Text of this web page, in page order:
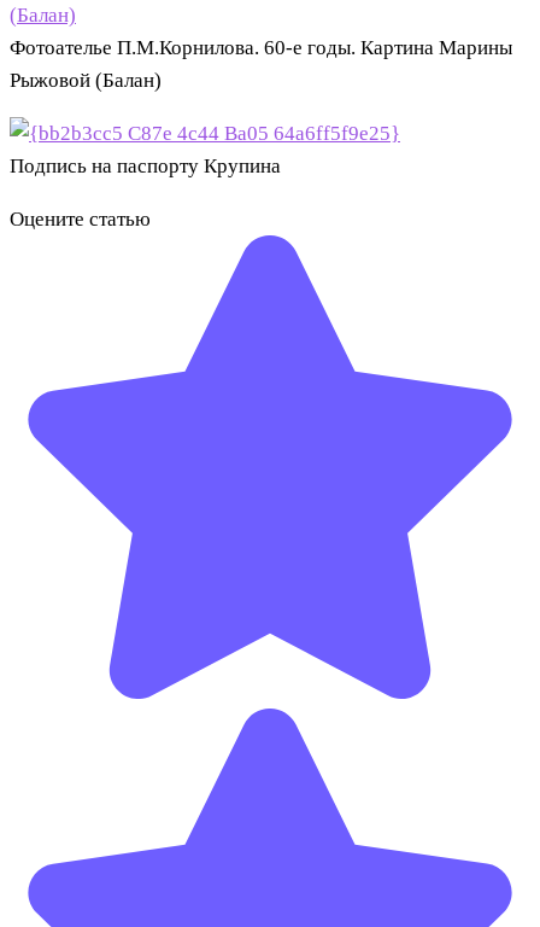
Фотоателье П.М.Корнилова. 60-е годы. Картина Марины
Рыжовой (Балан)
Подпись на паспорту Крупина
Оцените статью